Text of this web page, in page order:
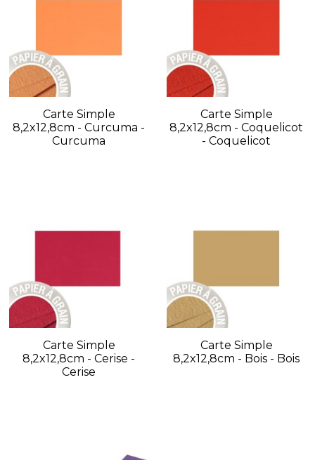
Carte Simple
8,2x12,8cm - Curcuma -
Curcuma
Carte Simple
8,2x12,8cm - Coquelicot
- Coquelicot
Carte Simple
8,2x12,8cm - Cerise -
Cerise
Carte Simple
8,2x12,8cm - Bois - Bois